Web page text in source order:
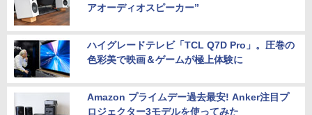
アオーディオスピーカー”
ハイグレードテレビ「TCL Q7D Pro」。圧巻の
色彩美で映画＆ゲームが極上体験に
Amazon プライムデー過去最安! Anker注目プ
ロジェクター3モデルを使ってみた